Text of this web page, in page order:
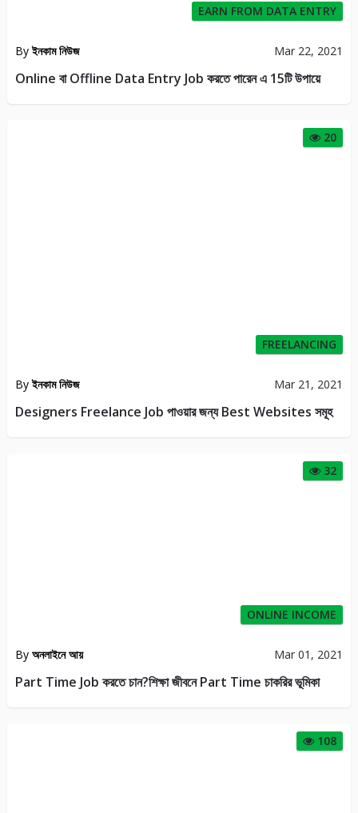
EARN FROM DATA ENTRY
Byইনকাম নিউজ Mar 22, 2021
Online বা Offline Data Entry Job করতে পারেন এ 15টি উপায়ে
20
FREELANCING
Byইনকাম নিউজ Mar 21, 2021
Designers Freelance Job পাওয়ার জন্য Best Websites সমূহ
32
ONLINE INCOME
By অনলাইনে আয় Mar 01, 2021
Part Time Job করতে চান?শিক্ষা জীবনে Part Time চাকরির ভূমিকা
108